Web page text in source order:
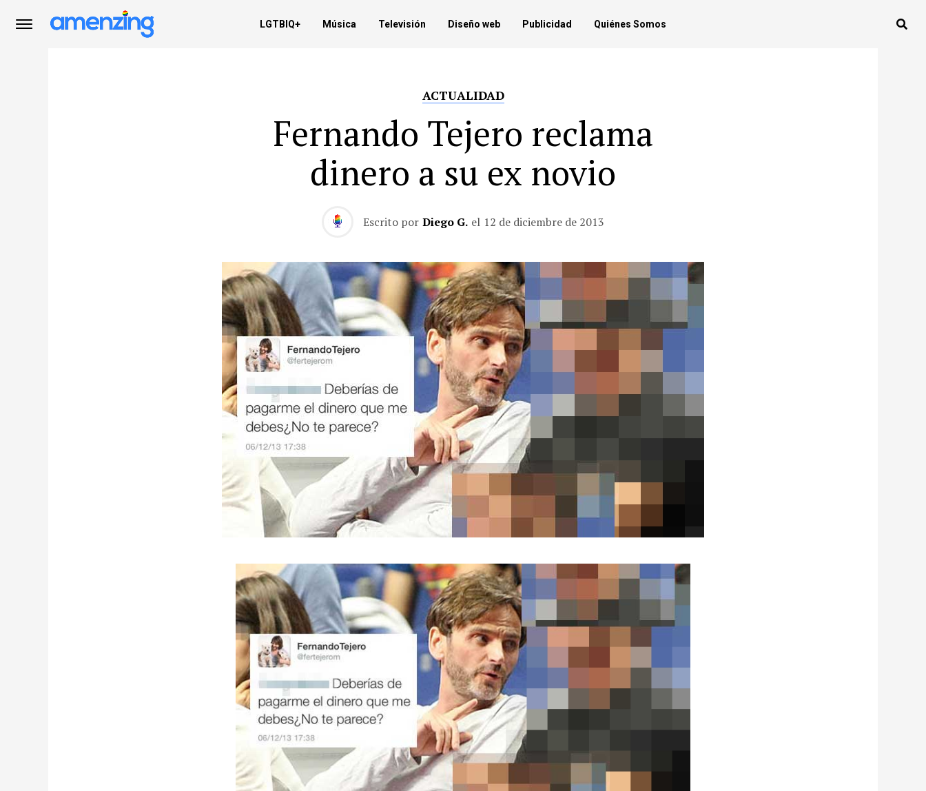
LGTBIQ+ Música Televisión Diseño web Publicidad Quiénes Somos
ACTUALIDAD
Fernando Tejero reclama
dinero a su ex novio
Escrito por Diego G. el 12 de diciembre de 2013